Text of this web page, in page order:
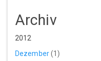
Archiv
2012
Dezember(1)